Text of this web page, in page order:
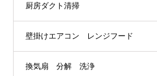
厨房ダクト清掃
壁掛けエアコン レンジフード
換気扇 分解 洗浄